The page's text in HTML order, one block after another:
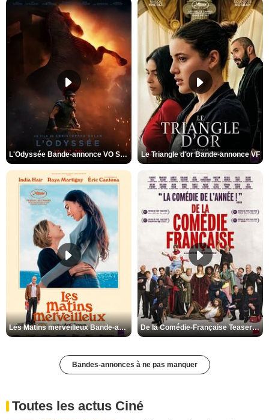
L'Odyssée Bande-annonce VO STFR Le Triangle d'or Bande-annonce VF
Les Matins merveilleux Bande-annonce VF De la Comédie-Française Teaser VF
Bandes-annonces à ne pas manquer
Toutes les actus Ciné